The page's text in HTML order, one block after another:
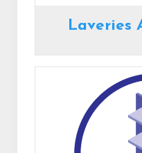
Laveries